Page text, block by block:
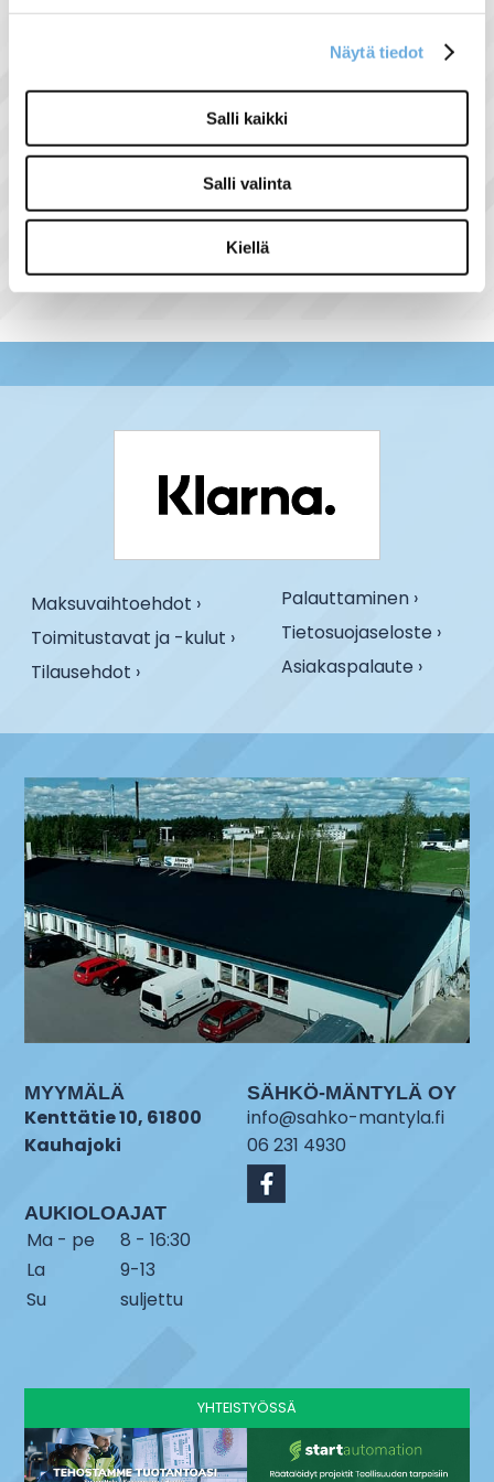
Näytä tiedot
Salli kaikki
Salli valinta
Kiellä
yhteensopivat vastukset ja määrät.
Näytä lisää tuotteita
Harvia kiukaat tuoteryhmästä
Maksuvaihtoehdot ›
Toimitustavat ja -kulut ›
Tilausehdot ›
Palauttaminen ›
Tietosuojaseloste ›
Asiakaspalaute ›
MYYMÄLÄ
Kenttätie 10, 61800
Kauhajoki
AUKIOLOAJAT
Ma - pe
8 - 16:30
La
9-13
Su
suljettu
SÄHKÖ-MÄNTYLÄ OY
info@sahko-mantyla.fi
06 231 4930
YHTEISTYÖSSÄ